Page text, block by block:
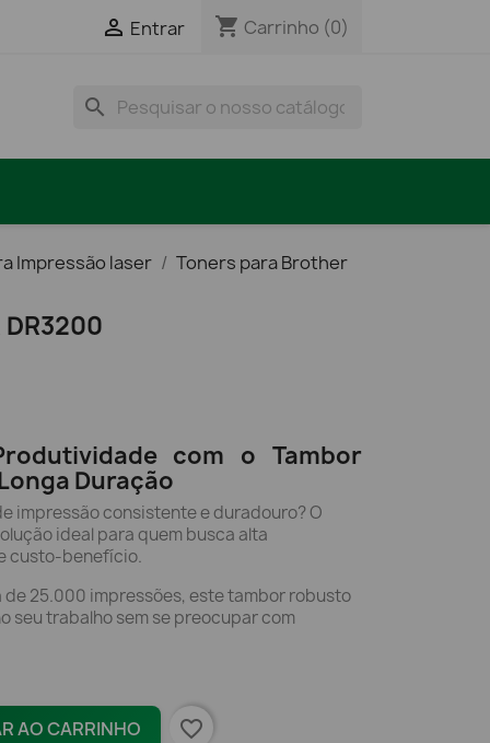
 Entrar shopping_cart Carrinho (0)
search
Impressão laser Toners para Brother
DR3200
com o Tambor
Duração
impressão consistente e duradouro? O
ideal para quem busca alta
custo-benefício.
25.000 impressões, este tambor robusto
seu trabalho sem se preocupar com
AO CARRINHO favorite_border